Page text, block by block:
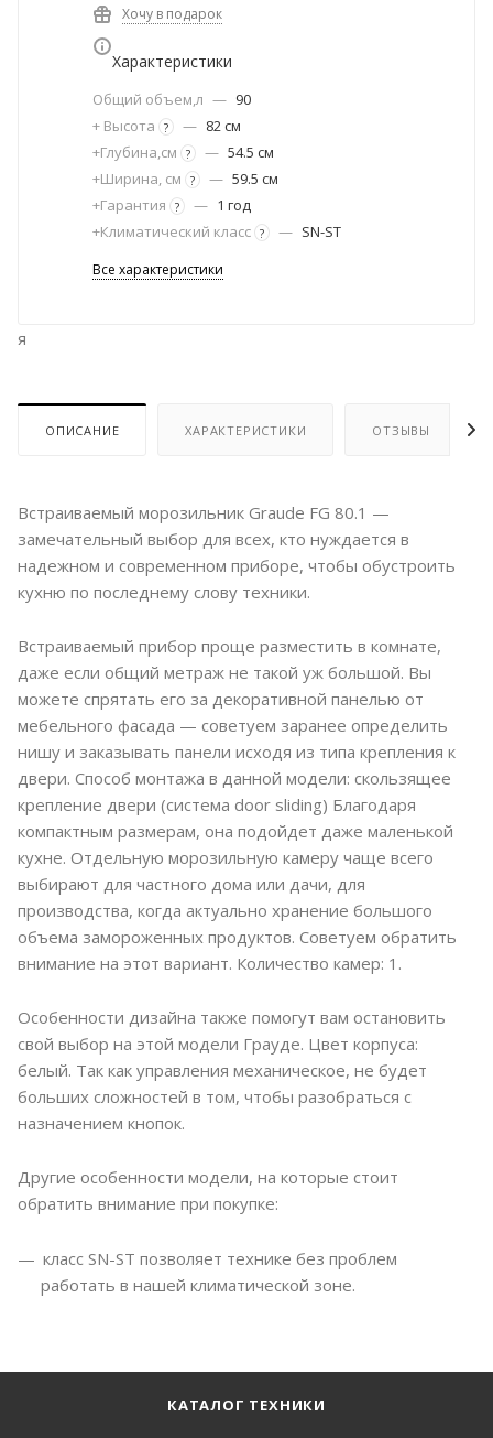
Хочу в подарок
Характеристики
Общий объем,л — 90
+ Высота ? — 82 см
+Глубина,см ? — 54.5 см
+Ширина, см ? — 59.5 см
+Гарантия ? — 1 год
+Климатический класс ? — SN-ST
Все характеристики
я
ОПИСАНИЕ ХАРАКТЕРИСТИКИ ОТЗЫВЫ
Встраиваемый морозильник Graude FG 80.1 —
замечательный выбор для всех, кто нуждается в
надежном и современном приборе, чтобы обустроить
кухню по последнему слову техники.
Встраиваемый прибор проще разместить в комнате,
даже если общий метраж не такой уж большой. Вы
можете спрятать его за декоративной панелью от
мебельного фасада — советуем заранее определить
нишу и заказывать панели исходя из типа крепления к
двери. Способ монтажа в данной модели: скользящее
крепление двери (система door sliding) Благодаря
компактным размерам, она подойдет даже маленькой
кухне. Отдельную морозильную камеру чаще всего
выбирают для частного дома или дачи, для
производства, когда актуально хранение большого
объема замороженных продуктов. Советуем обратить
внимание на этот вариант. Количество камер: 1.
Особенности дизайна также помогут вам остановить
свой выбор на этой модели Грауде. Цвет корпуса:
белый. Так как управления механическое, не будет
больших сложностей в том, чтобы разобраться с
назначением кнопок.
Другие особенности модели, на которые стоит
обратить внимание при покупке:
класс SN-ST позволяет технике без проблем
работать в нашей климатической зоне.
КАТАЛОГ ТЕХНИКИ